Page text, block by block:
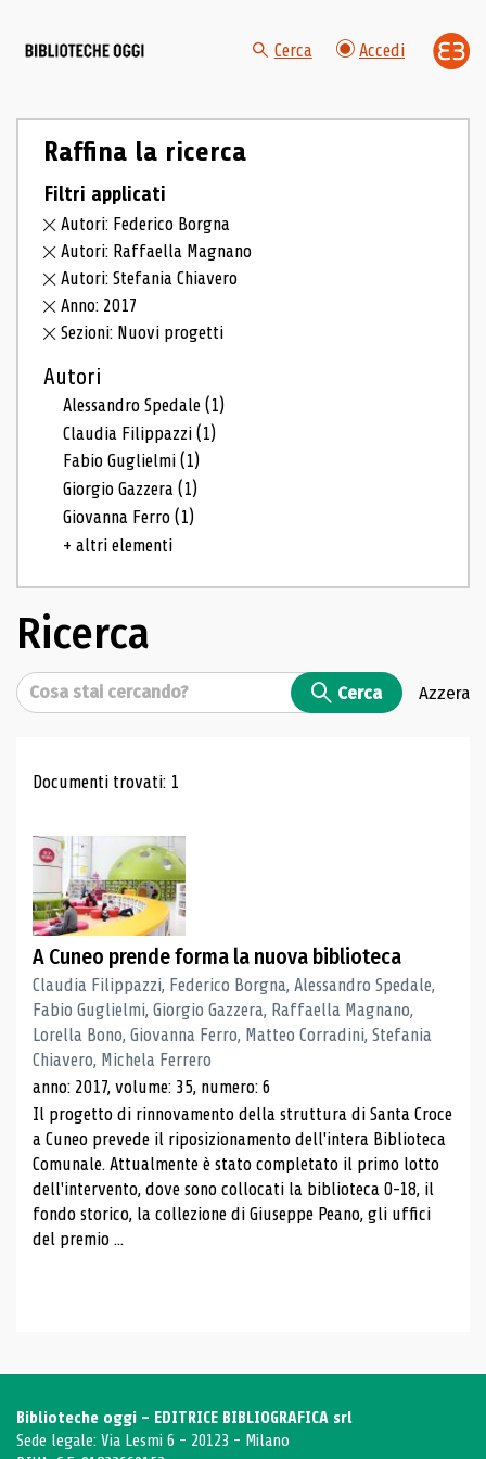
Cerca Accedi
Raffina la ricerca
Filtri applicati
Autori: Federico Borgna
Autori: Raffaella Magnano
Autori: Stefania Chiavero
Anno: 2017
Sezioni: Nuovi progetti
Autori
Alessandro Spedale(1)
Claudia Filippazzi(1)
Fabio Guglielmi(1)
Giorgio Gazzera(1)
Giovanna Ferro(1)
+ altri elementi
Ricerca
Cerca Cerca Azzera
Risultati di ricerca
Documenti trovati: 1
A Cuneo prende forma la nuova biblioteca
Claudia Filippazzi, Federico Borgna, Alessandro Spedale,
Fabio Guglielmi, Giorgio Gazzera, Raffaella Magnano,
Lorella Bono, Giovanna Ferro, Matteo Corradini, Stefania
Chiavero, Michela Ferrero
anno: 2017, volume: 35, numero: 6
Il progetto di rinnovamento della struttura di Santa Croce
a Cuneo prevede il riposizionamento dell'intera Biblioteca
Comunale. Attualmente è stato completato il primo lotto
dell'intervento, dove sono collocati la biblioteca 0-18, il
fondo storico, la collezione di Giuseppe Peano, gli uffici
del premio ...
Biblioteche oggi - EDITRICE BIBLIOGRAFICA srl
Sede legale: Via Lesmi 6 - 20123 - Milano